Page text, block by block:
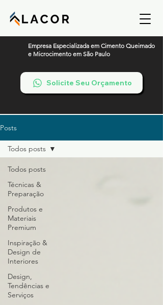
Empresa Especializada em Cimento Queimado
e Microcimento em São Paulo
Solicite Seu Orçamento
Posts
Todos posts
Técnicas &
Preparação
Produtos e
Materiais
Premium
Inspiração &
Design de
Interiores
Design,
Tendências e
Serviços
Todos posts